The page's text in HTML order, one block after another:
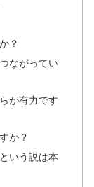
？
ながってい
が有力です
か？
いう説は本